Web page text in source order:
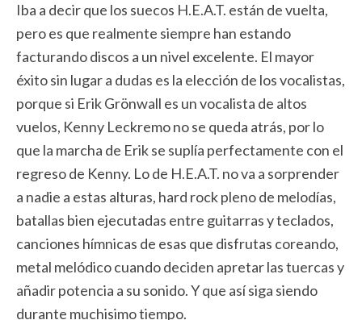
Iba a decir que los suecos H.E.A.T. están de vuelta,
pero es que realmente siempre han estando
facturando discos a un nivel excelente. El mayor
éxito sin lugar a dudas es la elección de los vocalistas,
porque si Erik Grönwall es un vocalista de altos
vuelos, Kenny Leckremo no se queda atrás, por lo
que la marcha de Erik se suplía perfectamente con el
regreso de Kenny. Lo de H.E.A.T. no va a sorprender
a nadie a estas alturas, hard rock pleno de melodías,
batallas bien ejecutadas entre guitarras y teclados,
canciones hímnicas de esas que disfrutas coreando,
metal melódico cuando deciden apretar las tuercas y
añadir potencia a su sonido. Y que así siga siendo
durante muchisimo tiempo.